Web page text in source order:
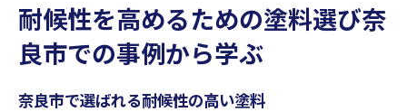
耐候性を高めるための塗料選び奈
良市での事例から学ぶ
奈良市で選ばれる耐候性の高い塗料